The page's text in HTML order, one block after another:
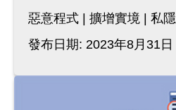
惡意程式
擴增實境 私隱
發布日期: 2023年8月31日